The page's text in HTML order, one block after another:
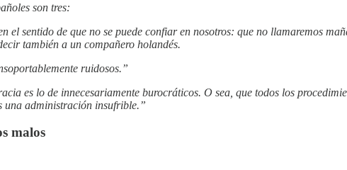
son tres:
el sentido de que no se puede confiar en nosotros: que no llamaremos
también a un compañero holandés.
ruidosos.”
es lo de innecesariamente burocráticos. O sea, que todos los
una administración insufrible.”
malos